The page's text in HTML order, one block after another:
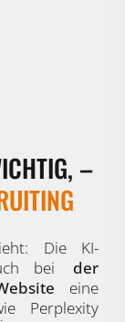
–
Die KI-
bei
der
eine
Perplexity